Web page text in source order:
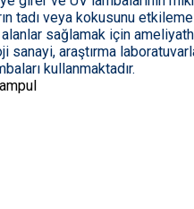
tadı veya kokusunu
sağlamak için
sanayi, araştırma
kullanmaktadır.